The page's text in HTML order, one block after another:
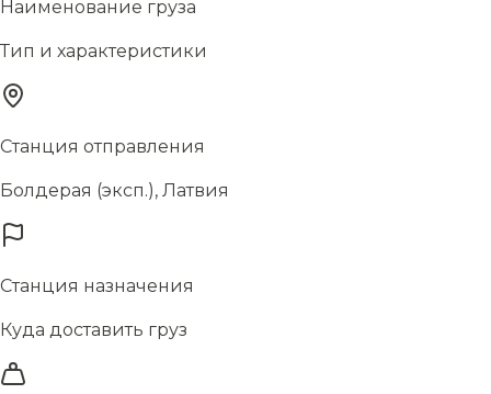
Наименование груза
Тип и характеристики
Станция отправления
Болдерая (эксп.), Латвия
Станция назначения
Куда доставить груз